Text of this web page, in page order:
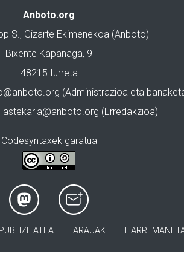
Anboto.org
S., Gizarte Ekimenekoa (Anboto)
Bixente Kapanaga, 9
48215 Iurreta
(Administrazioa eta
astekaria@anboto.org (Erredakzioa)
Codesyntaxek garatua
PUBLIZITATEA ARAUAK